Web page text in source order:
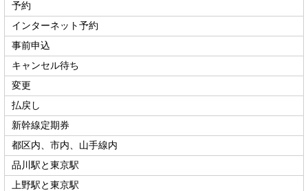
予約
インターネット予約
事前申込
キャンセル待ち
変更
払戻し
新幹線定期券
都区内、市内、山手線内
品川駅と東京駅
上野駅と東京駅